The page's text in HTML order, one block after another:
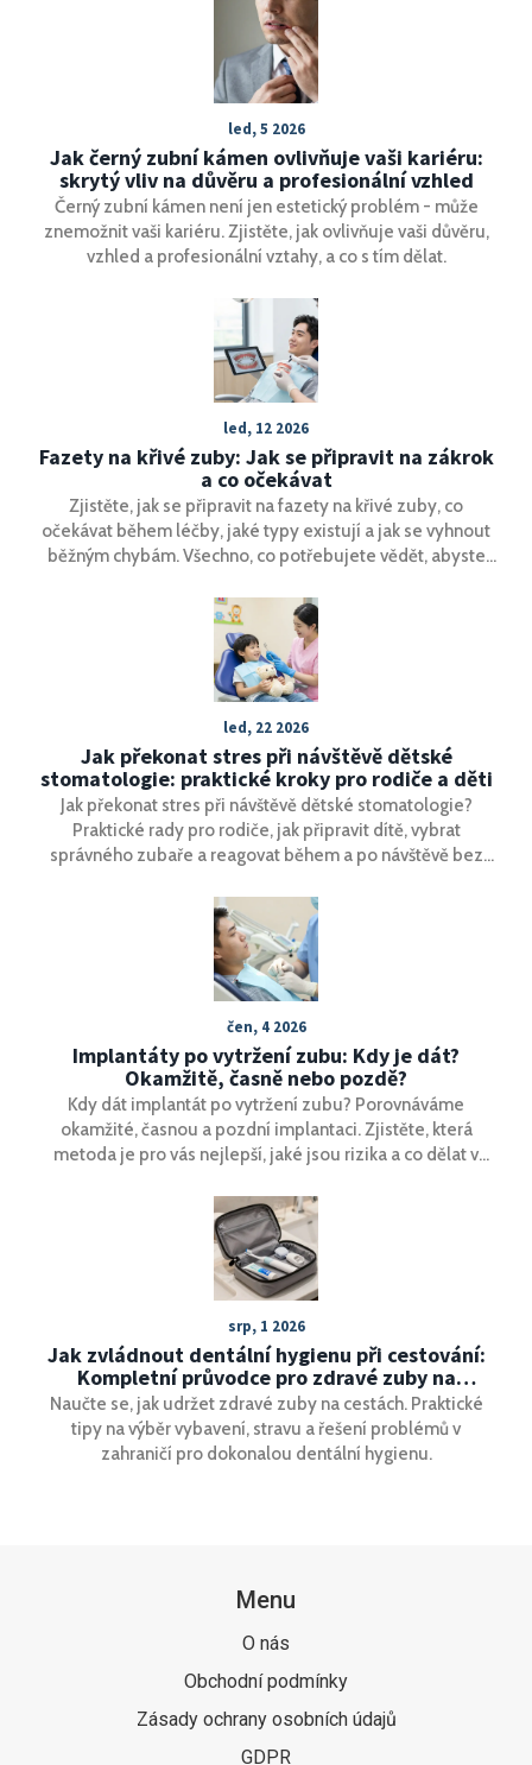
led, 5 2026
Jak černý zubní kámen ovlivňuje vaši kariéru:
skrytý vliv na důvěru a profesionální vzhled
Černý zubní kámen není jen estetický problém - může
znemožnit vaši kariéru. Zjistěte, jak ovlivňuje vaši důvěru,
vzhled a profesionální vztahy, a co s tím dělat.
led, 12 2026
Fazety na křivé zuby: Jak se připravit na zákrok
a co očekávat
Zjistěte, jak se připravit na fazety na křivé zuby, co
očekávat během léčby, jaké typy existují a jak se vyhnout
běžným chybám. Všechno, co potřebujete vědět, abyste
led, 22 2026
Jak překonat stres při návštěvě dětské
stomatologie: praktické kroky pro rodiče a děti
Jak překonat stres při návštěvě dětské stomatologie?
Praktické rady pro rodiče, jak připravit dítě, vybrat
správného zubaře a reagovat během a po návštěvě bez
čen, 4 2026
Implantáty po vytržení zubu: Kdy je dát?
Okamžitě, časně nebo pozdě?
Kdy dát implantát po vytržení zubu? Porovnáváme
okamžité, časnou a pozdní implantaci. Zjistěte, která
metoda je pro vás nejlepší, jaké jsou rizika a co dělat v
srp, 1 2026
Jak zvládnout dentální hygienu při cestování:
Kompletní průvodce pro zdravé zuby na
dovolené
Naučte se, jak udržet zdravé zuby na cestách. Praktické
tipy na výběr vybavení, stravu a řešení problémů v
zahraničí pro dokonalou dentální hygienu.
Menu
O nás
Obchodní podmínky
Zásady ochrany osobních údajů
GDPR